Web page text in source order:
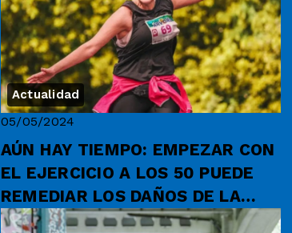
Actualidad
05/05/2024
AÚN HAY TIEMPO: EMPEZAR CON
EL EJERCICIO A LOS 50 PUEDE
REMEDIAR LOS DAÑOS DE LA
INACTIVIDAD